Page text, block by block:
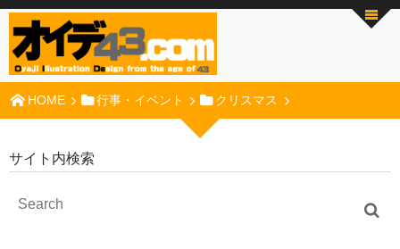
HOME 行事・イベント クリスマス
サイト内検索